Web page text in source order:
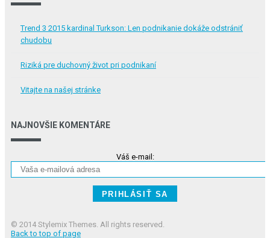
Trend 3 2015 kardinal Turkson: Len podnikanie dokáže odstrániť
chudobu
Riziká pre duchovný život pri podnikaní
Vitajte na našej stránke
NAJNOVŠIE KOMENTÁRE
Váš e-mail:
© 2014 Stylemix Themes. All rights reserved.
Back to top of page